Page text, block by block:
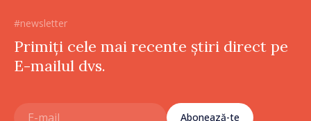
#newsletter
Primiți cele mai recente știri direct pe
E-mailul dvs.
Abonează-te